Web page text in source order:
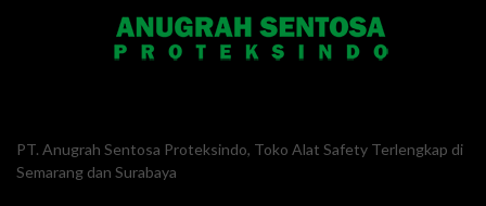
PT. Anugrah Sentosa Proteksindo, Toko Alat Safety Terlengkap di
Semarang dan Surabaya